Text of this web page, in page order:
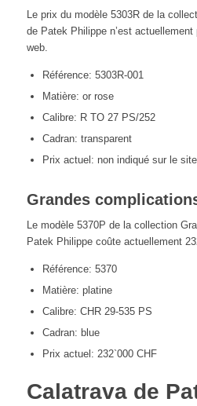
Le prix du modèle 5303R de la
de Patek Philippe n’est
web.
Référence: 5303R-001
Matière: or rose
Calibre: R TO 27 PS/252
Cadran: transparent
Prix actuel: non indiqué sur le
Grandes
Le modèle 5370P de la collection
Patek Philippe coûte actuellement
Référence: 5370
Matière: platine
Calibre: CHR 29-535 PS
Cadran: blue
Prix actuel: 232`000 CHF
Calatrava de